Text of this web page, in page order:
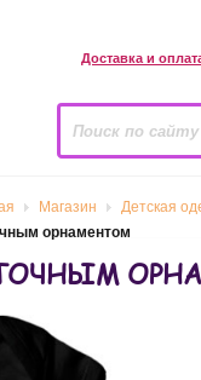
Доставка и
Магазин Детская
орнаментом